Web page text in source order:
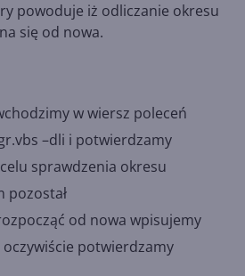
powoduje iż odliczanie okresu
się od nowa.
w wiersz poleceń
–dli i potwierdzamy
sprawdzenia okresu
pozostał
od nowa wpisujemy
potwierdzamy